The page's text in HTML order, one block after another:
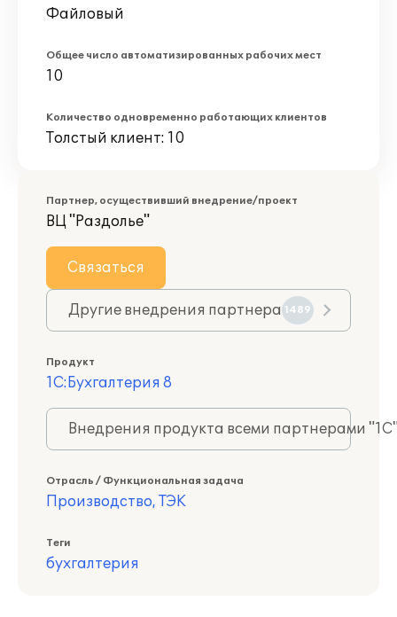
Файловый
Общее число автоматизированных рабочих мест
10
Количество одновременно работающих клиентов
Толстый клиент: 10
Партнер, осуществивший внедрение/проект
ВЦ "Раздолье"
Связаться
Другие внедрения партнера 1489
Продукт
1С:Бухгалтерия 8
Внедрения продукта всеми партнерами
Отрасль / Функциональная задача
Производство, ТЭК
Теги
бухгалтерия